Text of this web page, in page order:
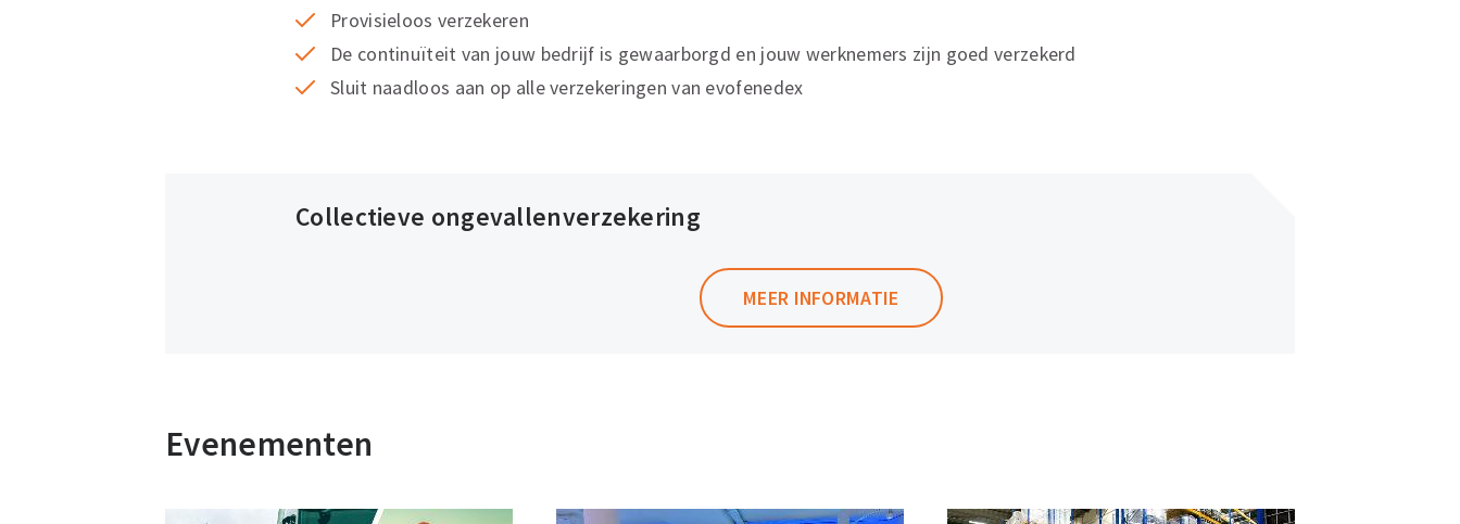
Provisieloos verzekeren
De continuïteit van jouw bedrijf is gewaarborgd en jouw werknemers zijn goed verzekerd
Sluit naadloos aan op alle verzekeringen van evofenedex
Collectieve ongevallenverzekering
MEER INFORMATIE
Evenementen